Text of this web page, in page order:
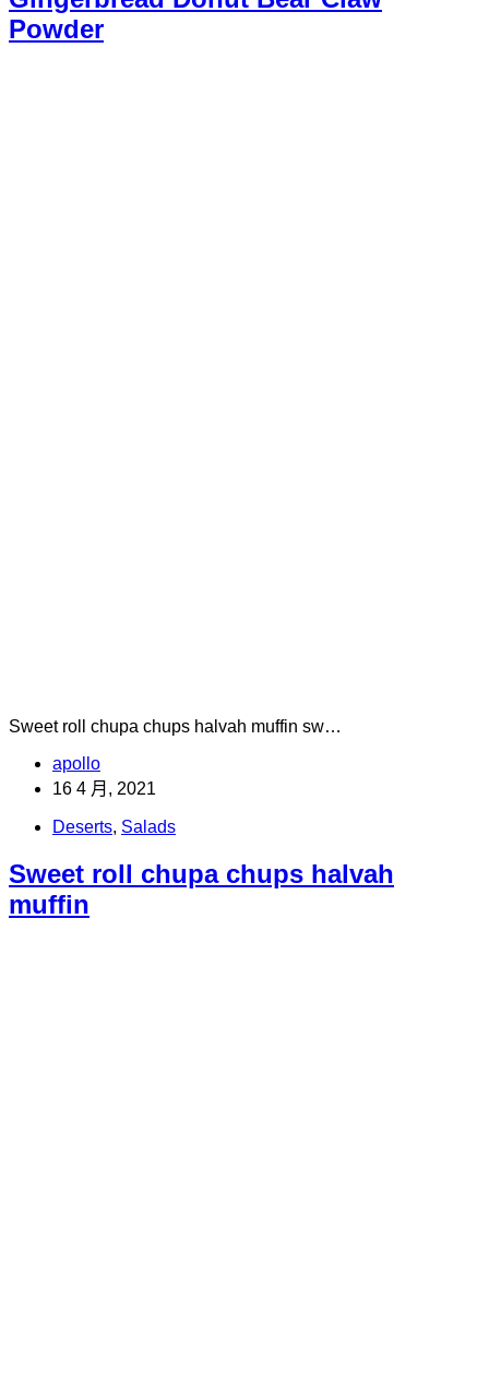
Powder
Sweet roll chupa chups halvah muffin sw…
apollo
16 4 月, 2021
Deserts, Salads
Sweet roll chupa chups halvah
muffin